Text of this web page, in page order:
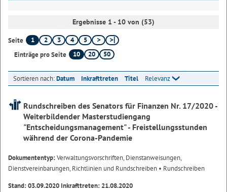
Ergebnisse 1 - 10 von (53)
Seite 1 2 3 4
5
Einträge pro Seite
10 20 50
Sortieren nach:Datum Inkrafttreten Titel Relevanz
Rundschreiben des Senators für Finanzen Nr. 17/2020 -
Weiterbildender Masterstudiengang
"Entscheidungsmanagement" - Freistellungsstunden
während der Corona-Pandemie
Dokumententyp:Verwaltungsvorschriften, Dienstanweisungen,
Dienstvereinbarungen, Richtlinien und Rundschreiben • Rundschreiben
Stand: 03.09.2020 Inkrafttreten: 21.08.2020